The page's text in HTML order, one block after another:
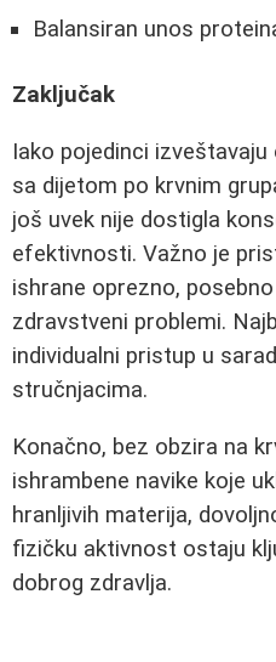
Balansiran unos
Zaključak
Iako pojedinci
sa dijetom po krvnim
još uvek nije dostigla
efektivnosti. Važno je
ishrane oprezno,
zdravstveni problemi.
individualni pristup u
stručnjacima.
Konačno, bez obzira na
ishrambene navike koje
hranljivih materija,
fizičku aktivnost ostaju
dobrog zdravlja.